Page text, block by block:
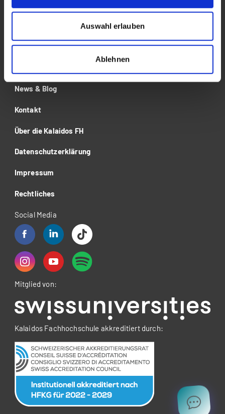
Auswahl erlauben
Ablehnen
Forschung
News & Blog
Kontakt
Über die Kalaidos FH
Datenschutzerklärung
Impressum
Rechtliches
Social Media
Mitglied von:
Kalaidos Fachhochschule akkreditiert durch: